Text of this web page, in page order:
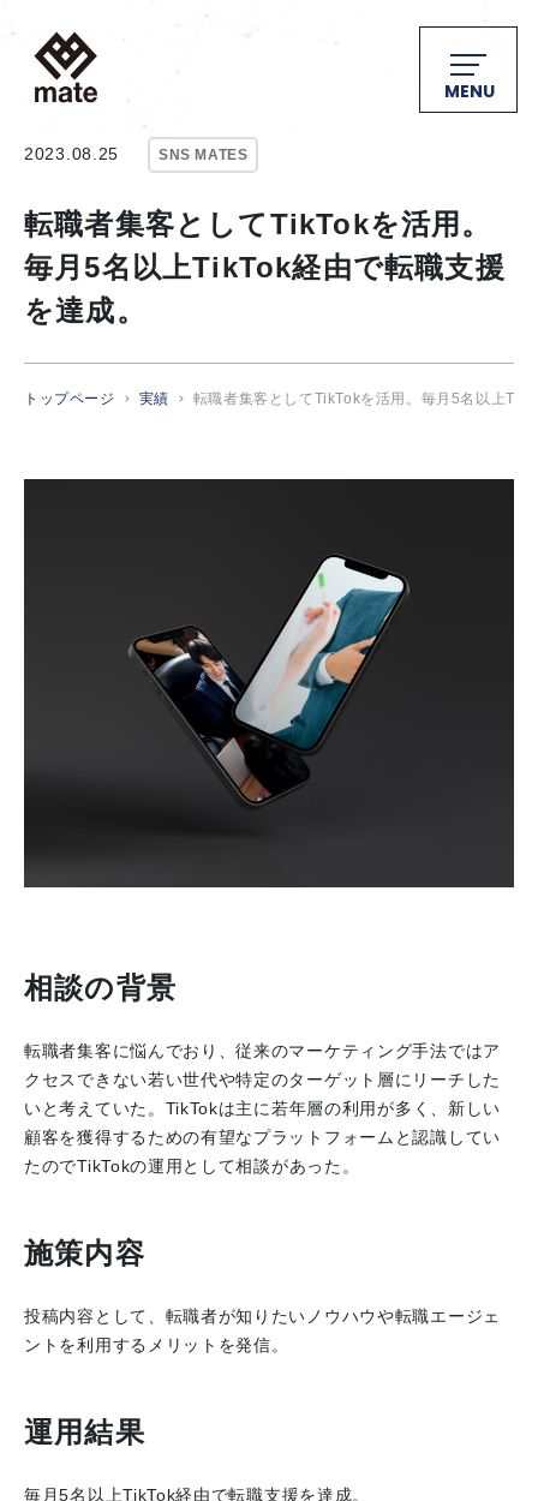
MENU
2023.08.25 SNS MATES
転職者集客としてTikTokを活用。
毎月5名以上TikTok経由で転職支援
を達成。
トップページ 実績 転職者集客としてTikTokを活用。毎月5名以上
相談の背景
転職者集客に悩んでおり、従来のマーケティング手法ではア
クセスできない若い世代や特定のターゲット層にリーチした
いと考えていた。TikTokは主に若年層の利用が多く、新しい
顧客を獲得するための有望なプラットフォームと認識してい
たのでTikTokの運用として相談があった。
施策内容
投稿内容として、転職者が知りたいノウハウや転職エージェ
ントを利用するメリットを発信。
運用結果
毎月5名以上TikTok経由で転職支援を達成。